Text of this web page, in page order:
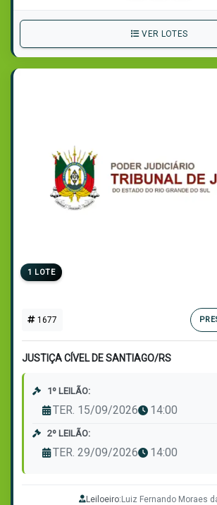
VER LOTES
1 LOTE
1677
JUSTIÇA CÍVEL DE SANTIAGO/RS
1º LEILÃO:
TER. 15/09/2026 14:00
2º LEILÃO:
TER. 29/09/2026 14:00
Leiloeiro:Luiz Fernando Moraes